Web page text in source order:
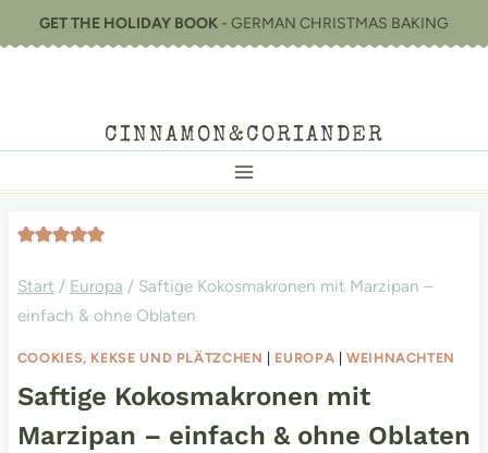
Inhalt
GET THE HOLIDAY BOOK - GERMAN CHRISTMAS BAKING
CINNAMON&CORIANDER
Start / Europa / Saftige Kokosmakronen mit Marzipan –
einfach & ohne Oblaten
COOKIES, KEKSE UND PLÄTZCHEN EUROPA |WEIHNACHTEN
Saftige Kokosmakronen mit
Marzipan – einfach & ohne Oblaten